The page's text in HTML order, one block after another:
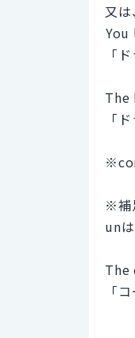
又は、
「
The
「
※補
un
The
「